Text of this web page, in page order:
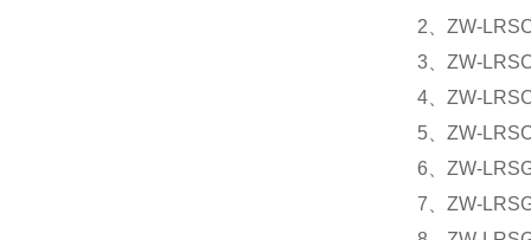
2、ZW-
3、ZW-
4、ZW-
5、ZW-
6、ZW-
7、ZW-